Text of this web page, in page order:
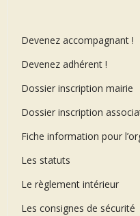
Devenez accompagnant !
Devenez adhérent !
Dossier inscription mairie
Dossier inscription
Fiche information pour
Les statuts
Le règlement intérieur
Les consignes de sécurité